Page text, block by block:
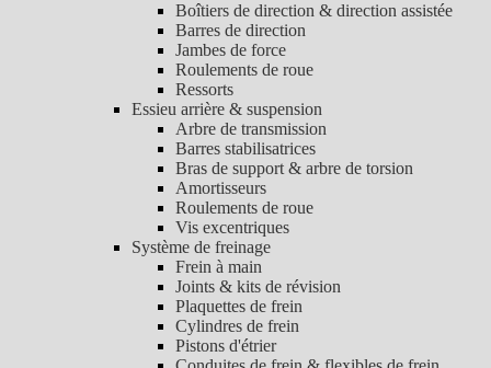
Boîtiers de direction & direction assistée
Barres de direction
Jambes de force
Roulements de roue
Ressorts
Essieu arrière & suspension
Arbre de transmission
Barres stabilisatrices
Bras de support & arbre de torsion
Amortisseurs
Roulements de roue
Vis excentriques
Système de freinage
Frein à main
Joints & kits de révision
Plaquettes de frein
Cylindres de frein
Pistons d'étrier